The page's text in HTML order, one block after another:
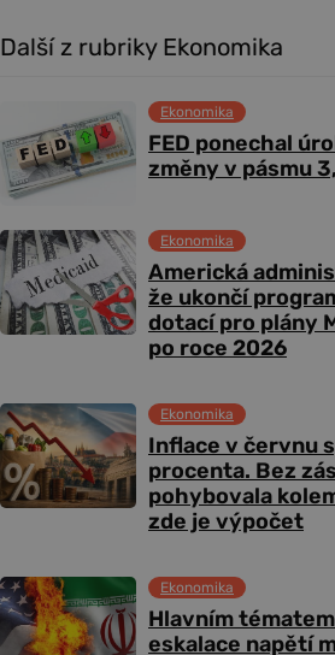
Další z rubriky Ekonomika
FED ponechal
změny v pásmu
Ekonomika
Americká
že ukončí
dotací pro plány
po roce 2026
Ekonomika
Inflace v červnu
procenta. Bez
pohybovala
zde je výpočet
Ekonomika
Hlavním
eskalace napětí
Ekonomika